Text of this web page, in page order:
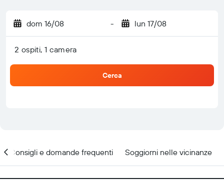
dom 16/08 - lun 17/08
2 ospiti, 1 camera
Cerca
Consigli e domande frequenti Soggiorni nelle vicinanze